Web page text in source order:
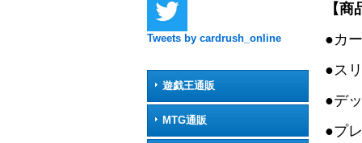
Tweets by cardrush_online
遊戯王通販
MTG通販
【
●カ
●ス
●デ
●プ